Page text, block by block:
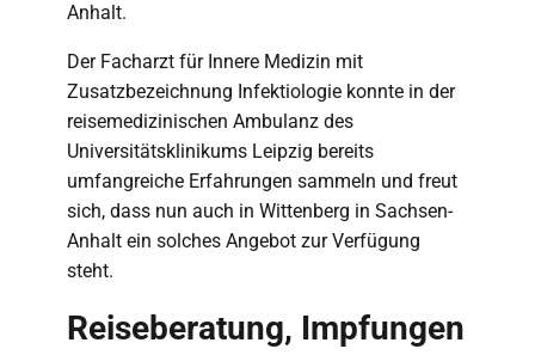
Anhalt.
Der Facharzt für Innere Medizin mit
Zusatzbezeichnung Infektiologie konnte in der
reisemedizinischen Ambulanz des
Universitätsklinikums Leipzig bereits
umfangreiche Erfahrungen sammeln und freut
sich, dass nun auch in Wittenberg in Sachsen-
Anhalt ein solches Angebot zur Verfügung
steht.
Reiseberatung, Impfungen